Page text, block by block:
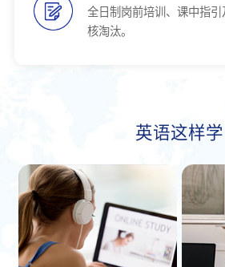
全日制岗前培训、课中指
核淘汰。
英语这样学